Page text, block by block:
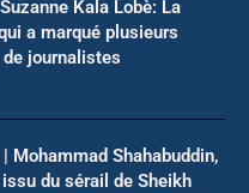
Kala Lobè: La
a marqué plusieurs
journalistes
Mohammad Shahabuddin,
du sérail de Sheikh